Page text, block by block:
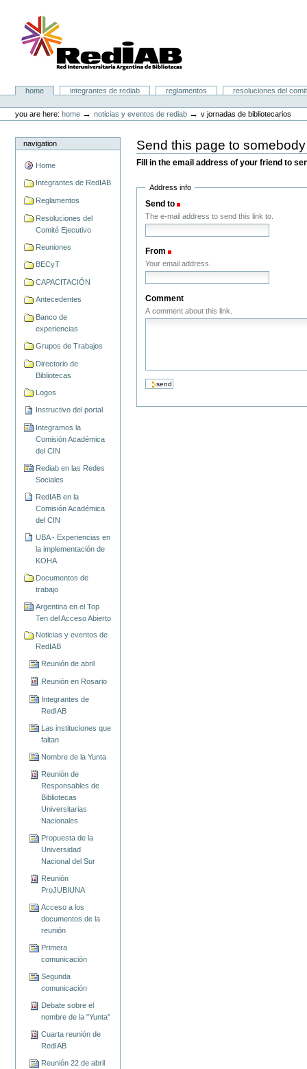
content.
Portal RedIAB
Sectionshome integrantes de rediab reglamentos
resoluciones del
tools
you are here: home →noticias y eventos de rediab →v jornadas de bibliotecarios
navigation
Home
Integrantes de RedIAB
Reglamentos
Resoluciones del
Comité Ejecutivo
Reuniones
BECyT
CAPACITACIÓN
Antecedentes
Banco de
experiencias
Grupos de Trabajos
Directorio de
Bibliotecas
Logos
Instructivo del portal
Integramos la
Comisión Académica
del CIN
Rediab en las Redes
Sociales
RedIAB en la
Comisión Académica
del CIN
UBA - Experiencias en
la implementación de
KOHA
Documentos de
trabajo
Argentina en el Top
Ten del Acceso Abierto
Noticias y eventos de
RedIAB
Reunión de abril
Reunión en Rosario
Integrantes de
RedIAB
Las instituciones que
faltan
Nombre de la Yunta
Reunión de
Responsables de
Bibliotecas
Universitarias
Nacionales
Propuesta de la
Universidad
Nacional del Sur
Reunión
ProJUBIUNA
Acceso a los
documentos de la
reunión
Primera
comunicación
Segunda
comunicación
Debate sobre el
nombre de la "Yunta"
Cuarta reunión de
RedIAB
Reunión 22 de abril
Send this page to somebody
Fill in the email address of your friend to
Address info
Send to
The e-mail address to send this link to.
From
Your email address.
Comment
A comment about this link.